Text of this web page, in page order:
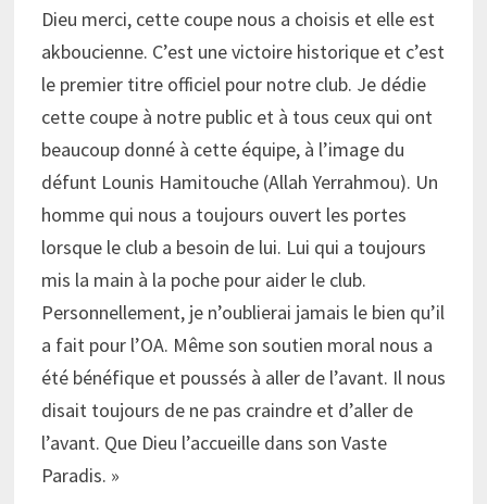
Dieu merci, cette coupe nous a choisis et elle est
akboucienne. C’est une victoire historique et c’est
le premier titre officiel pour notre club. Je dédie
cette coupe à notre public et à tous ceux qui ont
beaucoup donné à cette équipe, à l’image du
défunt Lounis Hamitouche (Allah Yerrahmou). Un
homme qui nous a toujours ouvert les portes
lorsque le club a besoin de lui. Lui qui a toujours
mis la main à la poche pour aider le club.
Personnellement, je n’oublierai jamais le bien qu’il
a fait pour l’OA. Même son soutien moral nous a
été bénéfique et poussés à aller de l’avant. Il nous
disait toujours de ne pas craindre et d’aller de
l’avant. Que Dieu l’accueille dans son Vaste
Paradis. »